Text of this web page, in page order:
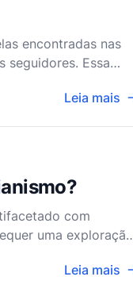
encontradas nas
seguidores. Essa
Leia mais
com
uma exploração
Leia mais